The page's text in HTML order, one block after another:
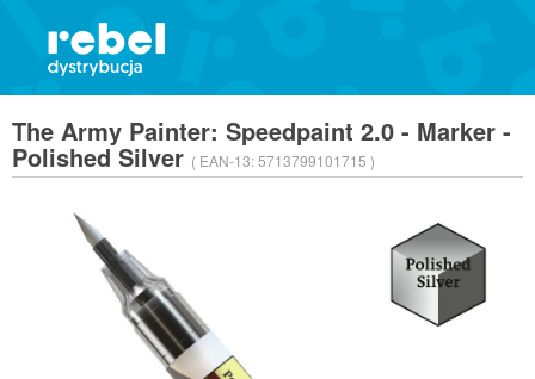
The Army Painter: Speedpaint 2.0 - Marker -
Polished Silver ( EAN-13:5713799101715 )